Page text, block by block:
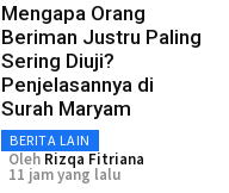
Mengapa Orang
Beriman Justru Paling
Sering Diuji?
Penjelasannya di
Surah Maryam
BERITA LAIN
Oleh Rizqa Fitriana
11 jam yang lalu